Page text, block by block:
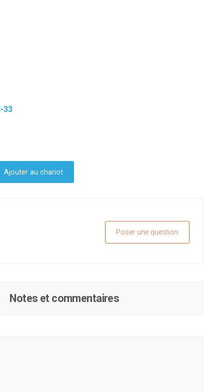
33
Ajouter au chariot
Poser une question
Notes et commentaires